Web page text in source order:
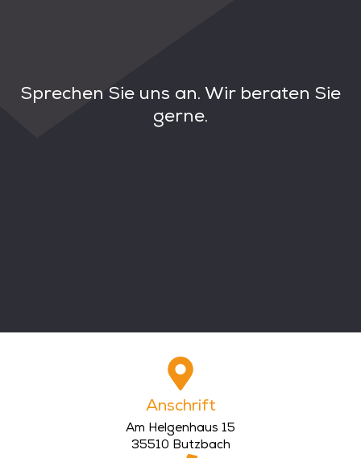
Sprechen Sie uns an. Wir beraten Sie
gerne.
Anschrift
Am Helgenhaus 15
35510 Butzbach